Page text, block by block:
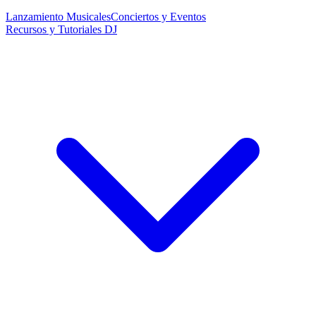
Lanzamiento MusicalesConciertos y Eventos
Recursos y Tutoriales DJ